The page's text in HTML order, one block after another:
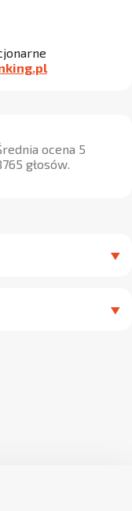
ocena 5
głosów.